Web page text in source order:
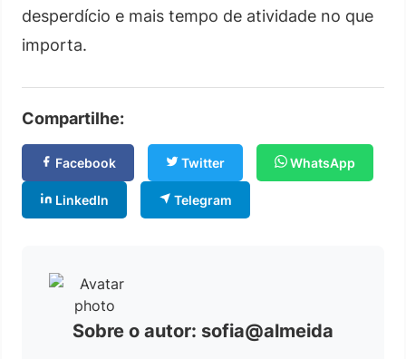
desperdício e mais tempo de atividade no que
importa.
Compartilhe:
Facebook Twitter WhatsApp
LinkedIn Telegram
Sobre o autor: sofia@almeida